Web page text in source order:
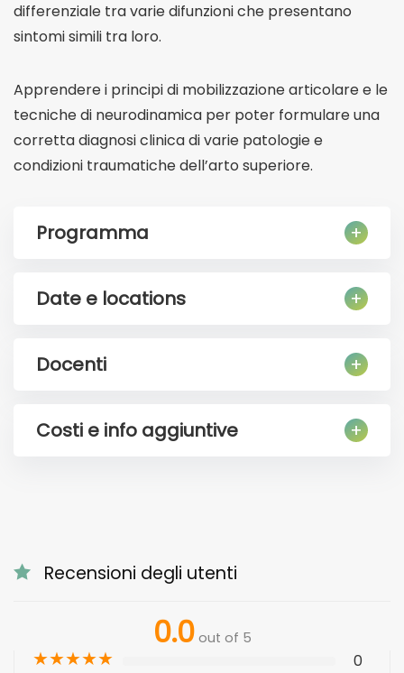
differenziale tra varie difunzioni che presentano
sintomi simili tra loro.
Apprendere i principi di mobilizzazione articolare e le
tecniche di neurodinamica per poter formulare una
corretta diagnosi clinica di varie patologie e
condizioni traumatiche dell’arto superiore.
Programma
Date e locations
Docenti
Costi e info aggiuntive
Recensioni degli utenti
0.0 out of 5
★★★★★ 0